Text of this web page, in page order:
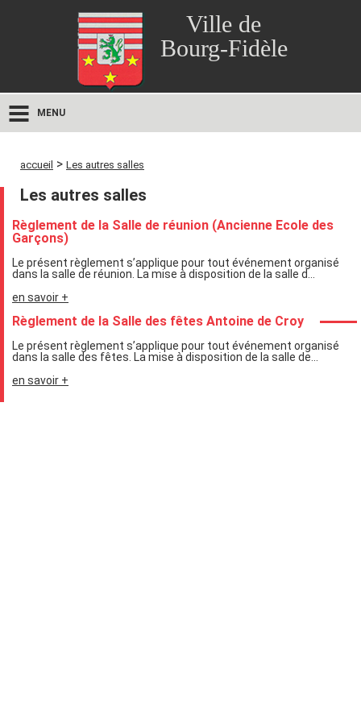
Ville de
Bourg-Fidèle
MENU
accueil > Les autres salles
Les autres salles
Règlement de la Salle de réunion (Ancienne Ecole des
Garçons)
Le présent règlement s’applique pour tout événement organisé
dans la salle de réunion. La mise à disposition de la salle d...
en savoir +
Règlement de la Salle des fêtes Antoine de Croy
Le présent règlement s’applique pour tout événement organisé
dans la salle des fêtes. La mise à disposition de la salle de...
en savoir +